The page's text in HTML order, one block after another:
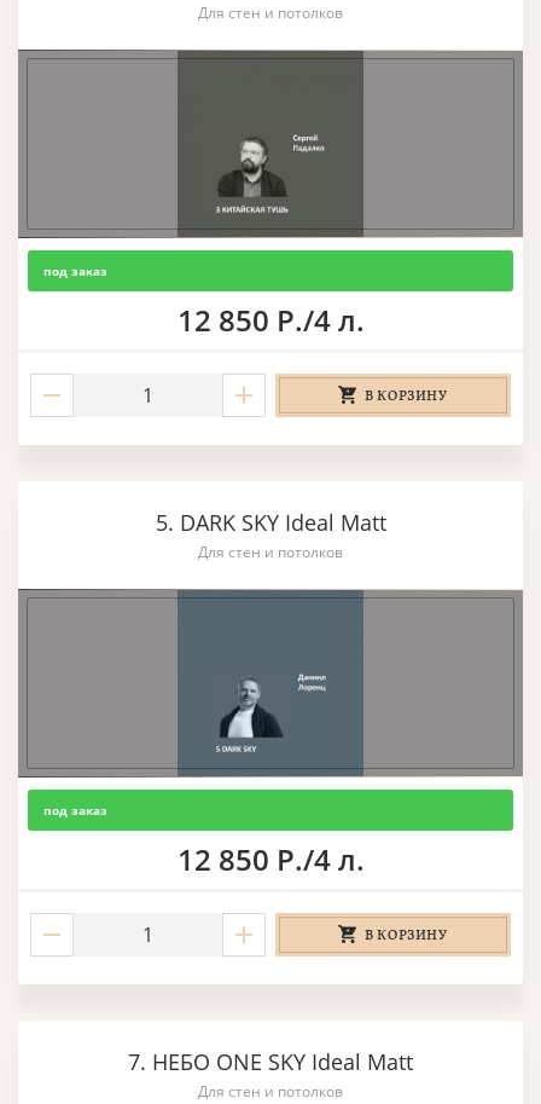
Для стен и потолков
под заказ
12 850 Р./4 л.
В КОРЗИНУ
5. DARK SKY Ideal Matt
Для стен и потолков
под заказ
12 850 Р./4 л.
В КОРЗИНУ
7. НЕБО ONE SKY Ideal Matt
Для стен и потолков